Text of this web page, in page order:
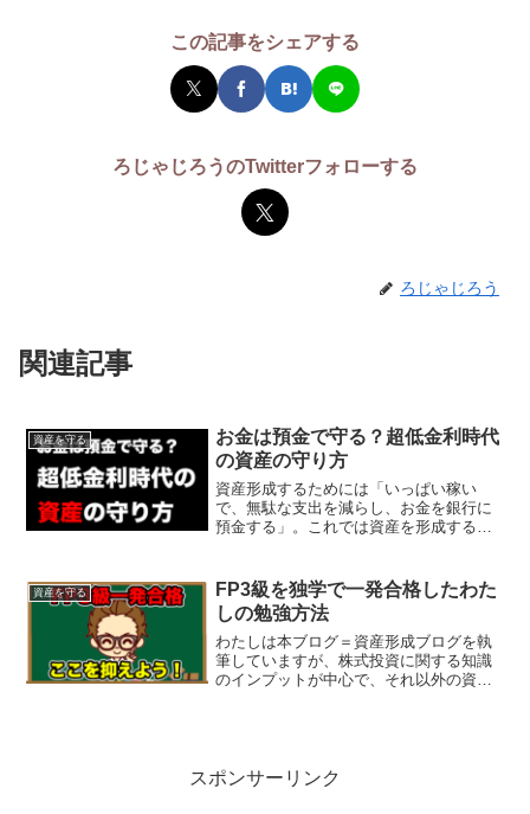
この記事をシェアする
ろじゃじろうのTwitterフォローする
ろじゃじろう
関連記事
資産を守る
お金は預金で守る？超低金利時代
の資産の守り方
資産形成するためには「いっぱい稼い
で、無駄な支出を減らし、お金を銀行に
預金する」。これでは資産を形成するど
での私はこの考え方でした。あなたが
「お金を守りたい」のであれば...
資産を守る
FP3級を独学で一発合格したわた
しの勉強方法
わたしは本ブログ＝資産形成ブログを執
筆していますが、株式投資に関する知識
のインプットが中心で、それ以外の資産
スポンサーリンク